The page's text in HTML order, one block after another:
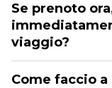
Se prenoto
viaggio?
Come faccio